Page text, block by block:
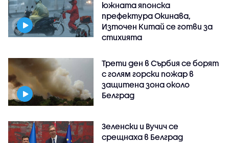
южната японска
префектура Окинава,
Източен Китай се готви за
стихията
Трети ден в Сърбия се борят
с голям горски пожар в
защитена зона около
Белград
Зеленски и Вучич се
срещнаха в Белград